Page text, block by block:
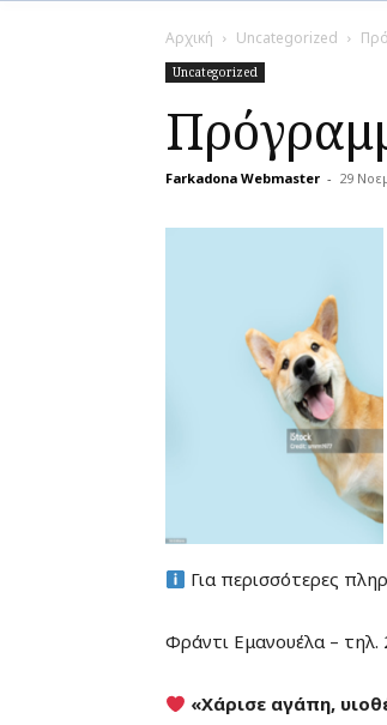
Αρχική Uncategorized
Uncategorized
Farkadona Webmaster - 29
Για περισσότερες
Φράντι Εμανουέλα –
«Χάρισε αγάπη,